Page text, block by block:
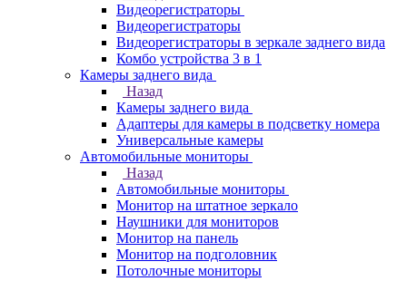
Видеорегистраторы
Видеорегистраторы
Видеорегистраторы в зеркале заднего вида
Комбо устройства 3 в 1
Камеры заднего вида
Назад
Камеры заднего вида
Адаптеры для камеры в подсветку номера
Универсальные камеры
Автомобильные мониторы
Назад
Автомобильные мониторы
Монитор на штатное зеркало
Наушники для мониторов
Монитор на панель
Монитор на подголовник
Потолочные мониторы